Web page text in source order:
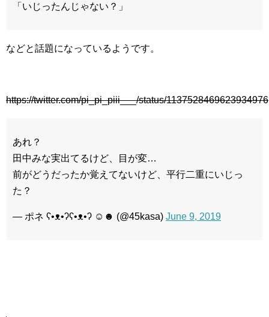
「いじったんじゃない？」
などと話題になっているようです。
https://twitter.com/pi_pi_piii___/status/1137528469623934976
あれ？
田中みな実出てるけど、目が変…
前がどうだったか覚えてないけど、平行二重にいじっ
た？
— ポネ ʕ•ᴥ•ʔʕ•ᴥ•ʔ ☺︎☻ (@45kasa) June 9, 2019